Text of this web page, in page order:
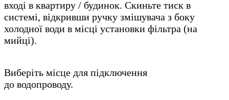
вході в квартиру / будинок. Скиньте тиск в
системі, відкривши ручку змішувача з боку
холодної води в місці установки фільтра (на
мийці).
Виберіть місце для підключення
до водопроводу.